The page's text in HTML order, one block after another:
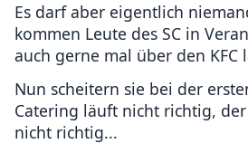
Es darf aber eigentlich
kommen Leute des SC in
auch gerne mal über den KFC
Nun scheitern sie bei der
Catering läuft nicht richtig,
nicht richtig...